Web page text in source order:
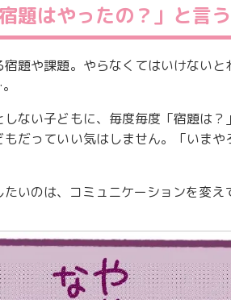
題はやったの？」と言
宿題や課題。やらなくてはいけない
しない子どもに、毎度毎度「宿題は
もだっていい気はしません。「いま
たいのは、コミュニケーションを変え